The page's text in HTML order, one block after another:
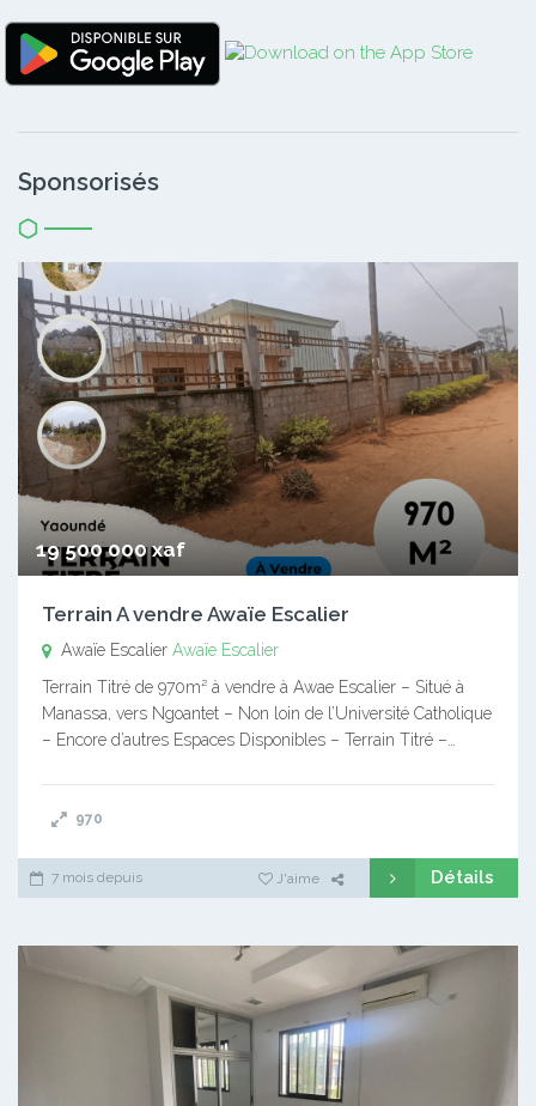
Sponsorisés
19 500 000 xaf
Terrain A vendre Awaïe Escalier
Awaïe Escalier Awaïe Escalier
Terrain Titré de 970m² à vendre à Awae Escalier – Situé à
Manassa, vers Ngoantet – Non loin de l’Université Catholique
– Encore d’autres Espaces Disponibles – Terrain Titré –…
970
7 mois depuis J'aime Détails